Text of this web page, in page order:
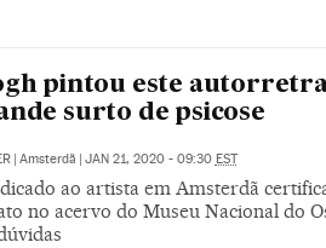
pintou este
surto de psicose
Amsterdã JAN 21, 2020 - 09:30 EST
ao artista em Amsterdã
no acervo do Museu Nacional do